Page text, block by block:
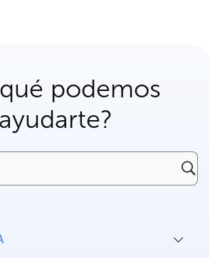
podemos
ayudarte?